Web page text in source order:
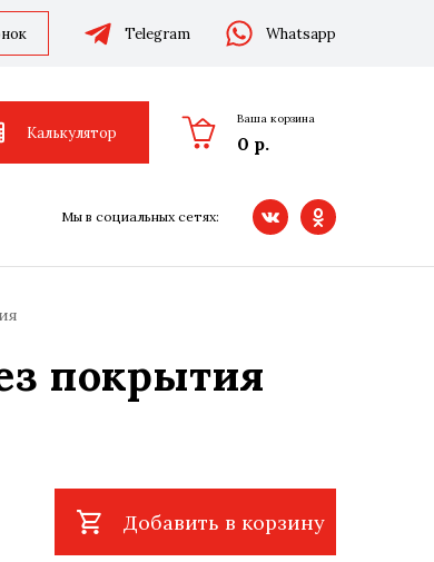
Telegram Whatsapp
Калькулятор
Ваша корзина
0 р.
Мы в социальных сетях:
покрытия
Добавить в корзину